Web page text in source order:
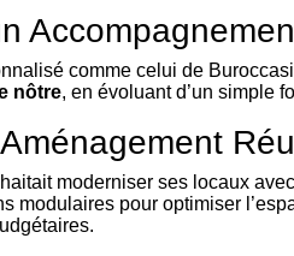
comme celui de
nôtre, en évoluant d’un simple
moderniser ses locaux
modulaires pour optimiser